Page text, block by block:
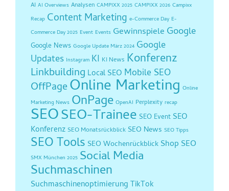
AI AI Overviews Analysen CAMPIXX 2025 CAMPIXX 2026 Campixx
Recap Content Marketing e-Commerce Day E-
Commerce Day 2025 Event Events Gewinnspiele Google
Google News Google Update März 2024 Google
Updates Instagram KI KI News Konferenz
Linkbuilding Local SEO Mobile SEO
OffPageOnline Marketing Online
Marketing News OnPage OpenAI Perplexity recap
SEOSEO-Trainee SEO Event SEO
Konferenz SEO Monatsrückblick SEO News SEO Tipps
SEO Tools SEO Wochenrückblick Shop SEO
SMX München 2025 Social Media
Suchmaschinen
Suchmaschinenoptimierung TikTok